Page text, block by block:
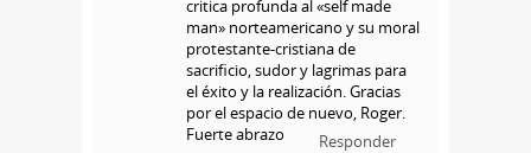
critica profunda al «self made
man» norteamericano y su moral
protestante-cristiana de
sacrificio, sudor y lagrimas para
el éxito y la realización. Gracias
por el espacio de nuevo, Roger.
Fuerte abrazo
Responder